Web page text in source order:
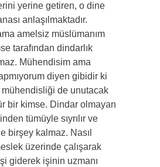
yerine getiren, o dine
anlaşılmaktadır.
amelsiz müslümanım
tarafından dindarlık
Mühendisim ama
diyen gibidir ki
de unutacak
bir kimse. Dindar olmayan
tümüyle sıyrılır ve
birşey kalmaz. Nasıl
üzerinde çalışarak
giderek işinin uzmanı